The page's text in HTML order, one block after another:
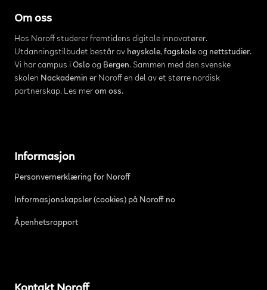
Om oss
Hos Noroff studerer fremtidens digitale innovatører.
Utdanningstilbudet består av høyskole, fagskoleog nettstudier.
Vi har campus i Osloog Bergen. Sammen med den svenske
skolen Nackademin er Noroff en del av et større nordisk
partnerskap. Les mer om oss.
Informasjon
Personvernerklæring for Noroff
Informasjonskapsler (cookies) på Noroff.no
Åpenhetsrapport